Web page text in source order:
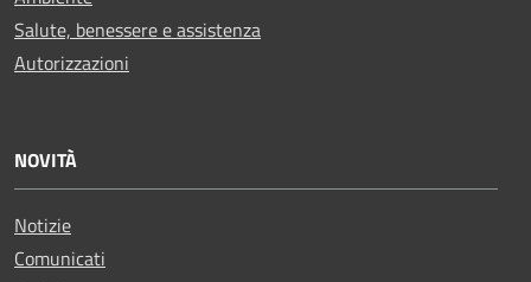
Salute, benessere e assistenza
Autorizzazioni
NOVITÀ
Notizie
Comunicati